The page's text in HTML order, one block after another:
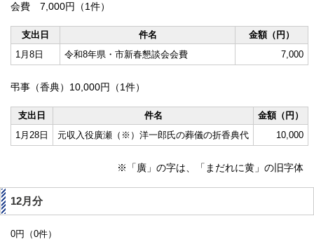
会費 7,000円（1件）
支出日 件名
金額（円）
1月8日
令和8年県・市新春懇談会会費 7,000
弔事（香典）10,000円（1件）
支出日 件名
金額（円）
1月28日
元収入役廣瀬（※）洋一郎氏の葬儀の折香典代 10,000
※「廣」の字は、「まだれに黄」の旧字体
12月分
0円（0件）